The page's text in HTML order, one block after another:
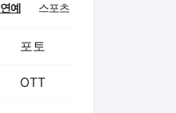
연예 스포츠
포토
OTT